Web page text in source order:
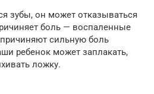
зубы, он может отказываться
боль — воспаленные
сильную боль
ребенок может заплакать,
ложку.